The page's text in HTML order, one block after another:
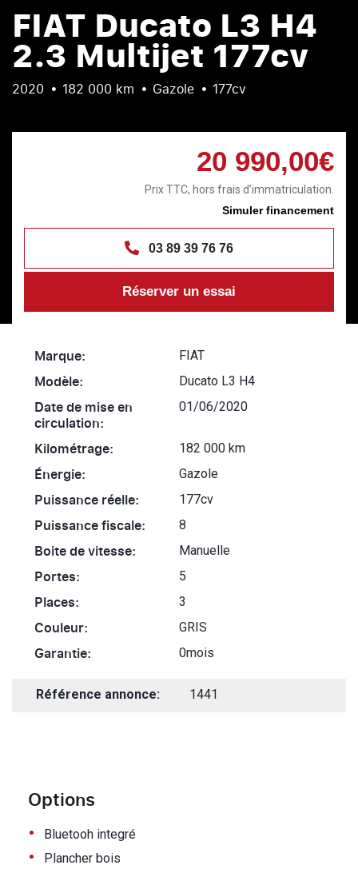
FIAT Ducato L3 H4
2.3 Multijet 177cv
2020 182 000 km Gazole 177cv
20 990,00€
Prix TTC, hors frais d’immatriculation.
Simuler financement
03 89 39 76 76
Réserver un essai
Options
• Bluetooh integré
• Plancher bois
Marque: FIAT
Modèle: Ducato L3 H4
Date de mise en
circulation:
01/06/2020
Kilométrage: 182 000 km
Énergie: Gazole
Puissance réelle: 177cv
Puissance fiscale: 8
Boite de vitesse: Manuelle
Portes: 5
Places: 3
Couleur: GRIS
Garantie: 0mois
Référence annonce: 1441